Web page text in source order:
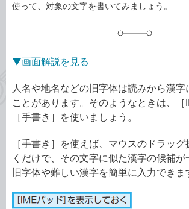
使って、対象の文字を書いてみましょう。
▼画面解説を見る
人名や地名などの旧字体は読みから漢字
ことがあります。そのようなときは、［
［手書き］を使いましょう。
［手書き］を使えば、マウスのドラッ
くだけで、その文字に似た漢字の候補が
旧字体や難しい漢字を簡単に入力できま